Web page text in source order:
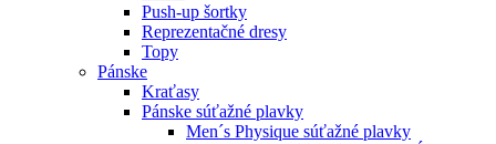
Push-up šortky
Reprezentačné dresy
Topy
Pánske
Kraťasy
Pánske súťažné plavky
Men´s Physique súťažné plavky